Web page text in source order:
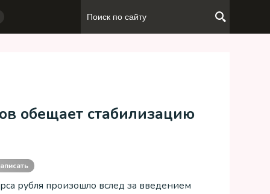
обещает стабилизацию
рубля произошло вслед за введением